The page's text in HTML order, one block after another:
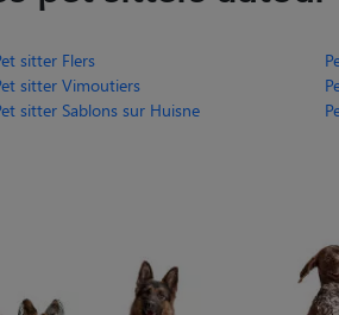
sitter Flers
sitter Vimoutiers
sitter Sablons sur Huisne